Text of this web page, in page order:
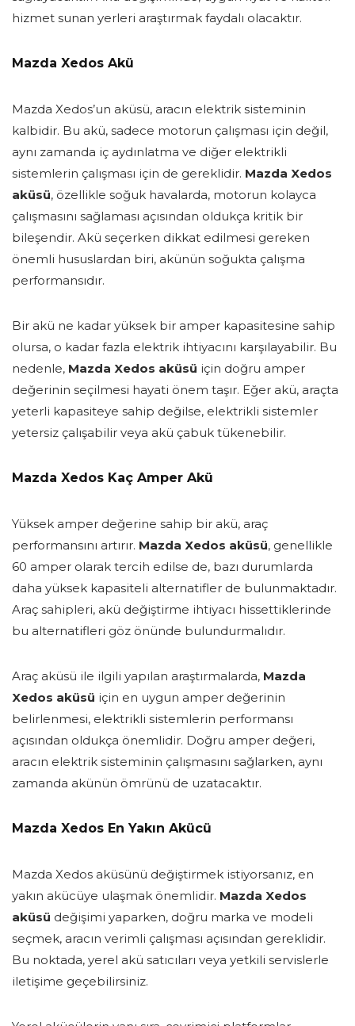
hizmet sunan yerleri araştırmak faydalı olacaktır.
Mazda Xedos Akü
Mazda Xedos’un aküsü, aracın elektrik sisteminin
kalbidir. Bu akü, sadece motorun çalışması için değil,
aynı zamanda iç aydınlatma ve diğer elektrikli
sistemlerin çalışması için de gereklidir. Mazda Xedos
aküsü, özellikle soğuk havalarda, motorun kolayca
çalışmasını sağlaması açısından oldukça kritik bir
bileşendir. Akü seçerken dikkat edilmesi gereken
önemli hususlardan biri, akünün soğukta çalışma
performansıdır.
Bir akü ne kadar yüksek bir amper kapasitesine sahip
olursa, o kadar fazla elektrik ihtiyacını karşılayabilir. Bu
nedenle, Mazda Xedos aküsü için doğru amper
değerinin seçilmesi hayati önem taşır. Eğer akü, araçta
yeterli kapasiteye sahip değilse, elektrikli sistemler
yetersiz çalışabilir veya akü çabuk tükenebilir.
Mazda Xedos Kaç Amper Akü
Yüksek amper değerine sahip bir akü, araç
performansını artırır. Mazda Xedos aküsü, genellikle
60 amper olarak tercih edilse de, bazı durumlarda
daha yüksek kapasiteli alternatifler de bulunmaktadır.
Araç sahipleri, akü değiştirme ihtiyacı hissettiklerinde
bu alternatifleri göz önünde bulundurmalıdır.
Araç aküsü ile ilgili yapılan araştırmalarda, Mazda
Xedos aküsü için en uygun amper değerinin
belirlenmesi, elektrikli sistemlerin performansı
açısından oldukça önemlidir. Doğru amper değeri,
aracın elektrik sisteminin çalışmasını sağlarken, aynı
zamanda akünün ömrünü de uzatacaktır.
Mazda Xedos En Yakın Akücü
Mazda Xedos aküsünü değiştirmek istiyorsanız, en
yakın akücüye ulaşmak önemlidir. Mazda Xedos
aküsü değişimi yaparken, doğru marka ve modeli
seçmek, aracın verimli çalışması açısından gereklidir.
Bu noktada, yerel akü satıcıları veya yetkili servislerle
iletişime geçebilirsiniz.